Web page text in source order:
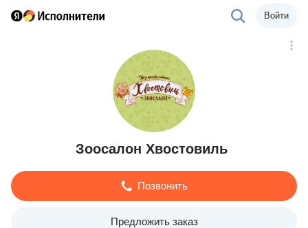
Войти
Зоосалон Хвостовиль
Позвонить
Предложить заказ